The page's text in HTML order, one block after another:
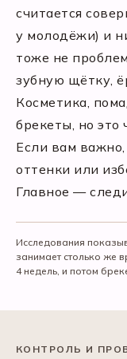
считается
у молодёжи) и
тоже не
зубную щётку,
Косметика,
брекеты, но это
Если вам
оттенки или
Главное —
Исследования
занимает столько же
4 недель, и потом
КОНТРОЛЬ И